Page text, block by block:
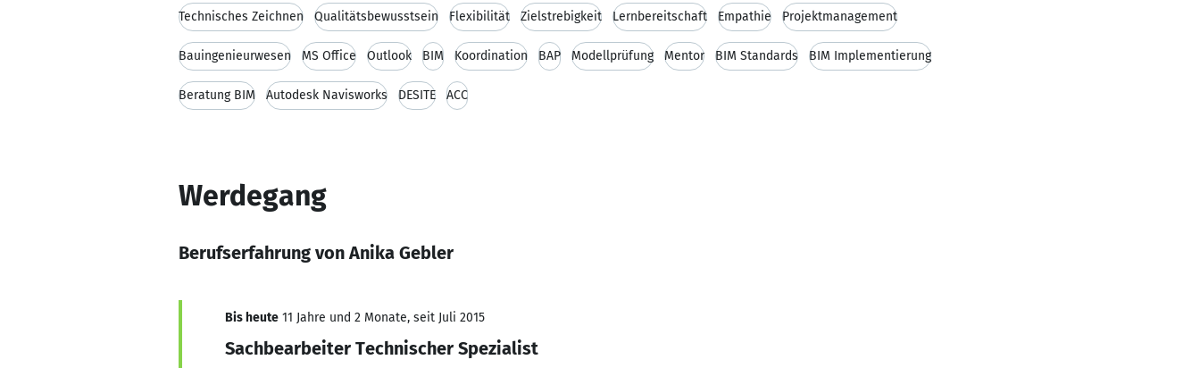
Technisches Zeichnen Qualitätsbewusstsein Flexibilität Zielstrebigkeit Lernbereitschaft Empathie Projektmanagement
Bauingenieurwesen MS Office Outlook BIM Koordination BAP Modellprüfung Mentor BIM Standards BIM Implementierung
Beratung BIM Autodesk Navisworks DESITE ACC
Werdegang
Berufserfahrung von Anika Gebler
Bis heute 11 Jahre und 2 Monate, seit Juli 2015
Sachbearbeiter Technischer Spezialist